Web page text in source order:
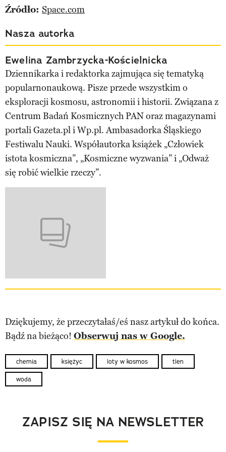
Źródło: Space.com
Nasza autorka
Ewelina Zambrzycka-Kościelnicka
Dziennikarka i redaktorka zajmująca się tematyką
popularnonaukową. Pisze przede wszystkim o
eksploracji kosmosu, astronomii i historii. Związana z
Centrum Badań Kosmicznych PAN oraz magazynami
portali Gazeta.pl i Wp.pl. Ambasadorka Śląskiego
Festiwalu Nauki. Współautorka książek „Człowiek
istota kosmiczna”, „Kosmiczne wyzwania” i „Odważ
się robić wielkie rzeczy”.
Dziękujemy, że przeczytałaś/eś nasz artykuł do końca.
Bądź na bieżąco! Obserwuj nas w Google.
chemia księżyc loty w kosmos tlen
woda
ZAPISZ SIĘ NA NEWSLETTER